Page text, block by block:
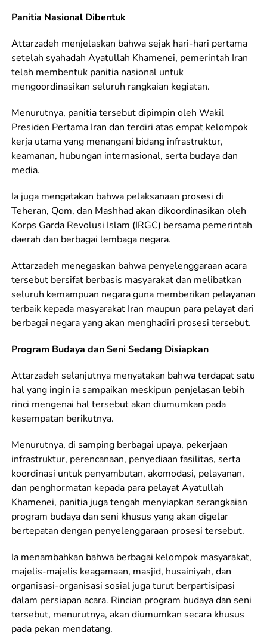
Panitia Nasional Dibentuk
Attarzadeh menjelaskan bahwa sejak hari-hari pertama
setelah syahadah Ayatullah Khamenei, pemerintah Iran
telah membentuk panitia nasional untuk
mengoordinasikan seluruh rangkaian kegiatan.
Menurutnya, panitia tersebut dipimpin oleh Wakil
Presiden Pertama Iran dan terdiri atas empat kelompok
kerja utama yang menangani bidang infrastruktur,
keamanan, hubungan internasional, serta budaya dan
media.
Ia juga mengatakan bahwa pelaksanaan prosesi di
Teheran, Qom, dan Mashhad akan dikoordinasikan oleh
Korps Garda Revolusi Islam (IRGC) bersama pemerintah
daerah dan berbagai lembaga negara.
Attarzadeh menegaskan bahwa penyelenggaraan acara
tersebut bersifat berbasis masyarakat dan melibatkan
seluruh kemampuan negara guna memberikan pelayanan
terbaik kepada masyarakat Iran maupun para pelayat dari
berbagai negara yang akan menghadiri prosesi tersebut.
Program Budaya dan Seni Sedang Disiapkan
Attarzadeh selanjutnya menyatakan bahwa terdapat satu
hal yang ingin ia sampaikan meskipun penjelasan lebih
rinci mengenai hal tersebut akan diumumkan pada
kesempatan berikutnya.
Menurutnya, di samping berbagai upaya, pekerjaan
infrastruktur, perencanaan, penyediaan fasilitas, serta
koordinasi untuk penyambutan, akomodasi, pelayanan,
dan penghormatan kepada para pelayat Ayatullah
Khamenei, panitia juga tengah menyiapkan serangkaian
program budaya dan seni khusus yang akan digelar
bertepatan dengan penyelenggaraan prosesi tersebut.
Ia menambahkan bahwa berbagai kelompok masyarakat,
majelis-majelis keagamaan, masjid, husainiyah, dan
organisasi-organisasi sosial juga turut berpartisipasi
dalam persiapan acara. Rincian program budaya dan seni
tersebut, menurutnya, akan diumumkan secara khusus
pada pekan mendatang.